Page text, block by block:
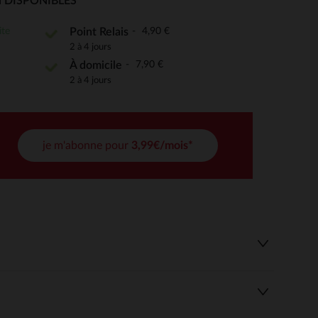
de confidentialité, en garantissant la conformité avec
Point Relais 4,90 €
2 à 4 jours
À domicile 7,90 €
2 à 4 jours
je m'abonne pour 3,99€/mois*